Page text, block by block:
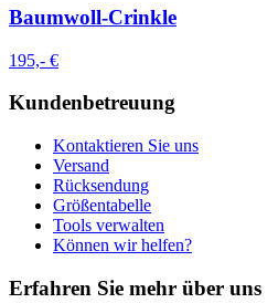
Baumwoll-Crinkle
195,- €
Kundenbetreuung
Kontaktieren Sie uns
Versand
Rücksendung
Größentabelle
Tools verwalten
Können wir helfen?
Erfahren Sie mehr über uns